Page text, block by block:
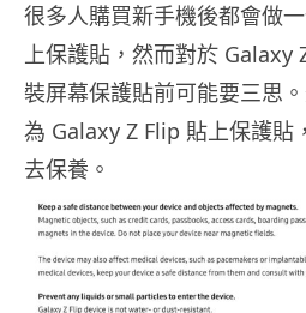
很多人購買新手機後都會做
上保護貼，然而對於 Galaxy
裝屏幕保護貼前可能要三思
為 Galaxy Z Flip 貼上保護貼
去保養。